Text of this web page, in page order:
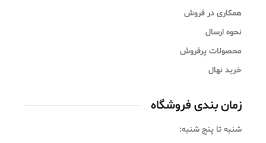
همکاری در فروش
نحوه ارسال
محصولات پرفروش
خرید نهال
زمان بندی فروشگاه
شنبه تا پنج شنبه: